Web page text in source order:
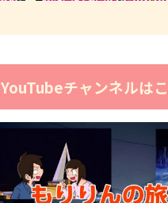
YouTubeチャンネルは